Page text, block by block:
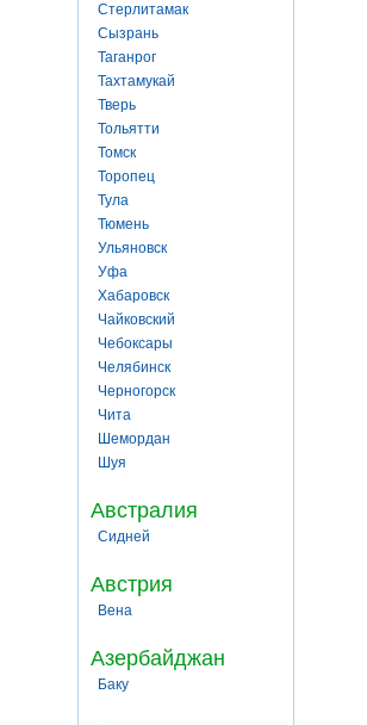
Стерлитамак
Сызрань
Таганрог
Тахтамукай
Тверь
Тольятти
Томск
Торопец
Тула
Тюмень
Ульяновск
Уфа
Хабаровск
Чайковский
Чебоксары
Челябинск
Черногорск
Чита
Шемордан
Шуя
Австралия
Сидней
Австрия
Вена
Азербайджан
Баку